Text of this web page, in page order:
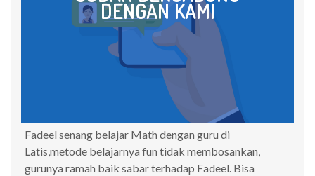
DENGAN KAMI
Fadeel senang belajar Math dengan guru di
Latis,metode belajarnya fun tidak membosankan,
gurunya ramah baik sabar terhadap Fadeel. Bisa